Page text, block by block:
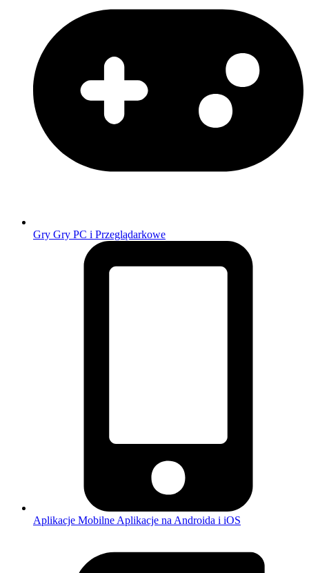
Gry Gry PC i Przeglądarkowe
Aplikacje Mobilne Aplikacje na Androida i iOS